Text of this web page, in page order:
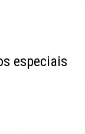
especiais